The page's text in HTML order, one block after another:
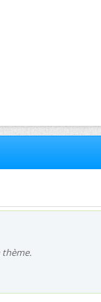
thème.